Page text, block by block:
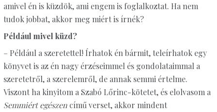
amivel én is küzdök, ami engem is foglalkoztat. Ha nem
tudok jobbat, akkor meg miért is írnék?
Például mivel küzd?
– Például a szeretettel! Írhatok én bármit, teleírhatok egy
könyvet is az én nagy érzéseimmel és gondolataimmal a
szeretetről, a szerelemről, de annak semmi értelme.
Viszont ha kinyitom a Szabó Lőrinc-kötetet, és elolvasom a
Semmiért egészencímű verset, akkor mindent